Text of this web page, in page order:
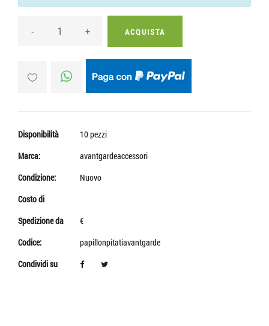
- + ACQUISTA
Disponibilità
10 pezzi
Marca:
avantgardeaccessori
Condizione:
Nuovo
Costo di
Spedizione da
€
Codice:
papillonpitatiavantgarde
Condividi su